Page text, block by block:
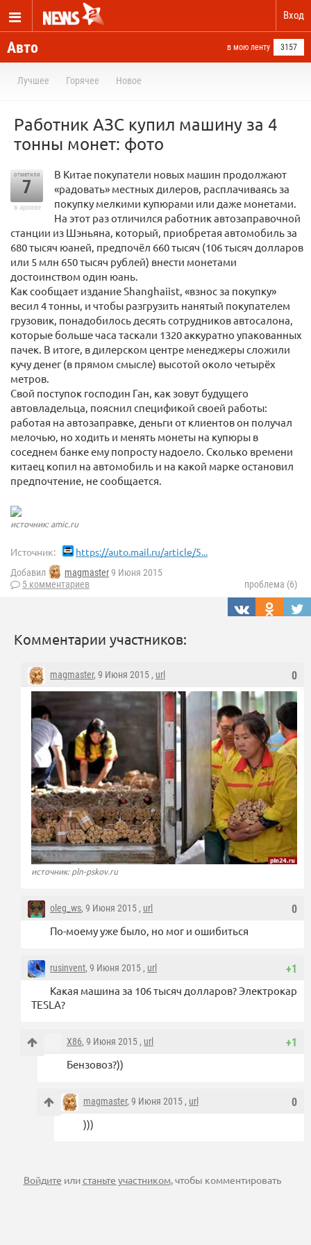
Вход
Авто в мою ленту 3157
Лучшее Горячее Новое
Работник АЗС купил машину за 4
тонны монет: фото
отметили
7
в архиве
В Китае покупатели новых машин продолжают
«радовать» местных дилеров, расплачиваясь за
покупку мелкими купюрами или даже монетами.
На этот раз отличился работник автозаправочной
станции из Шэньяна, который, приобретая автомобиль за
680 тысяч юаней, предпочёл 660 тысяч (106 тысяч долларов
или 5 млн 650 тысяч рублей) внести монетами
достоинством один юань.
Как сообщает издание Shanghaiist, «взнос за покупку»
весил 4 тонны, и чтобы разгрузить нанятый покупателем
грузовик, понадобилось десять сотрудников автосалона,
которые больше часа таскали 1320 аккуратно упакованных
пачек. В итоге, в дилерском центре менеджеры сложили
кучу денег (в прямом смысле) высотой около четырёх
метров.
Свой поступок господин Ган, как зовут будущего
автовладельца, пояснил спецификой своей работы:
работая на автозаправке, деньги от клиентов он получал
мелочью, но ходить и менять монеты на купюры в
соседнем банке ему попросту надоело. Сколько времени
китаец копил на автомобиль и на какой марке остановил
предпочтение, не сообщается.
источник: amic.ru
Источник: https://auto.mail.ru/article/5...
Добавил magmaster9 Июня 2015
5 комментариев
проблема (6)
Комментарии участников:
0
magmaster, 9 Июня 2015 , url
источник: pln-pskov.ru
0
oleg_ws, 9 Июня 2015 , url
По-моему уже было, но мог и ошибиться
+1
rusinvent, 9 Июня 2015 , url
Какая машина за 106 тысяч долларов? Электрокар
TESLA?
+1
X86, 9 Июня 2015 , url
Бензовоз?))
0
magmaster, 9 Июня 2015 , url
)))
Войдите илистаньте участником, чтобы комментировать